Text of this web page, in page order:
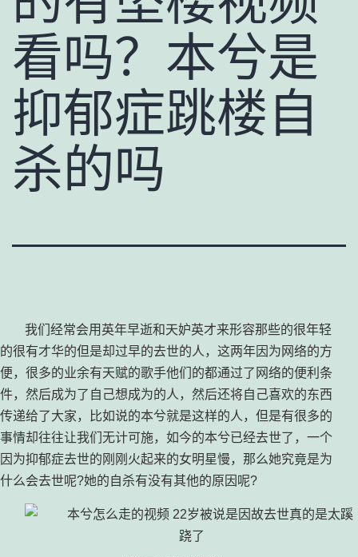
看吗？本兮是
抑郁症跳楼自
杀的吗
我们经常会用英年早逝和天妒英才来形容那些的很年轻
的很有才华的但是却过早的去世的人，这两年因为网络的方
便，很多的业余有天赋的歌手他们的都通过了网络的便利条
件，然后成为了自己想成为的人，然后还将自己喜欢的东西
传递给了大家，比如说的本兮就是这样的人，但是有很多的
事情却往往让我们无计可施，如今的本兮已经去世了，一个
因为抑郁症去世的刚刚火起来的女明星慢，那么她究竟是为
什么会去世呢?她的自杀有没有其他的原因呢?